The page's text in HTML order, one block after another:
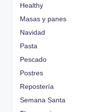
Healthy
Masas y panes
Navidad
Pasta
Pescado
Postres
Repostería
Semana Santa